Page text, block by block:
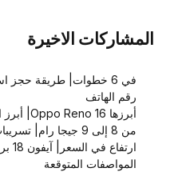
المشاركات الاخيرة
في 6 خطوات| طريقة
رقم الهاتف
أبرزها Oppo Reno 16| أبرز الهواتف المرتقبة في يوليو 2026
من 8 إلى 9 جيجا رام| تسريبات آيفون 18 الأساسي
المواصفات المتوقعة